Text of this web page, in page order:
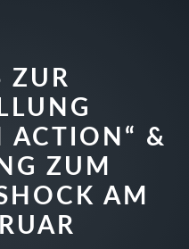
ZUR
ACTION“ &
ZUM
AM